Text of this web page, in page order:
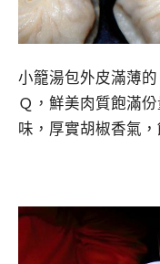
小籠湯包外皮滿薄
Ｑ，鮮美肉質飽滿
味，厚實胡椒香氣